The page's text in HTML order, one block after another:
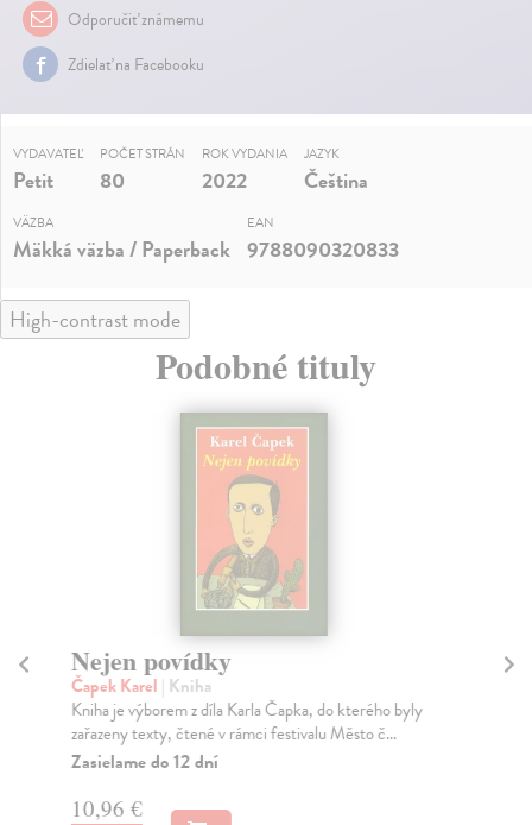
Odporučiť známemu
Zdielať na Facebooku
VYDAVATEĽ
Petit
POČET STRÁN
80
ROK VYDANIA
2022
JAZYK
Čeština
VÄZBA
Mäkká väzba / Paperback
EAN
9788090320833
High-contrast mode
Podobné tituly
Nejen povídky
Čapek Karel | Kniha
Kniha je výborem z díla Karla Čapka, do kterého byly
zařazeny texty, čtené v rámci festivalu Město č...
Zasielame do 12 dní
10,96 €